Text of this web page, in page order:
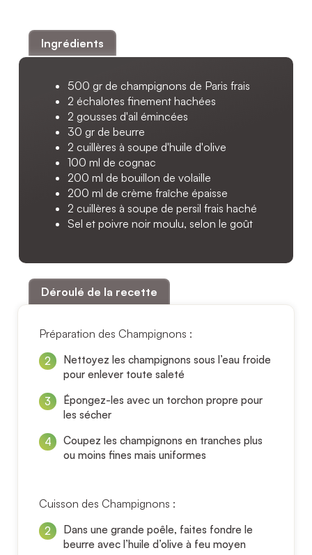
Ingrédients
500 gr de champignons de Paris frais
2 échalotes finement hachées
2 gousses d'ail émincées
30 gr de beurre
2 cuillères à soupe d'huile d'olive
100 ml de cognac
200 ml de bouillon de volaille
200 ml de crème fraîche épaisse
2 cuillères à soupe de persil frais haché
Sel et poivre noir moulu, selon le goût
Déroulé de la recette
Préparation des Champignons :
Nettoyez les champignons sous l’eau froide
pour enlever toute saleté
Épongez-les avec un torchon propre pour
les sécher
Coupez les champignons en tranches plus
ou moins fines mais uniformes
Cuisson des Champignons :
Dans une grande poêle, faites fondre le
beurre avec l’huile d’olive à feu moyen